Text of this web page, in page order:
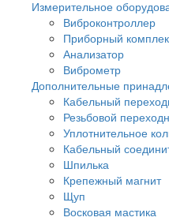
Измерительное
Виброконтроллер
Приборный
Анализатор
Виброметр
Дополнительные
Кабельный
Резьбовой
Уплотнительное
Кабельный
Шпилька
Крепежный магнит
Щуп
Восковая мастика